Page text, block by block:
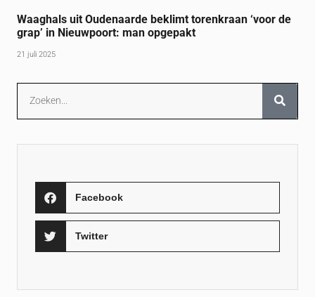
Waaghals uit Oudenaarde beklimt torenkraan ‘voor de
grap’ in Nieuwpoort: man opgepakt
21 juli 2025
Facebook
Twitter